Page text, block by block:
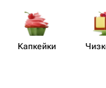
Капкейки